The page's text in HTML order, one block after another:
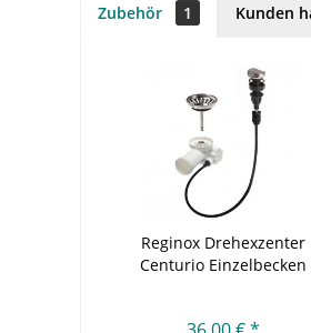
Zubehör 1 Kunden
Reginox Drehexzenter
Centurio Einzelbecken